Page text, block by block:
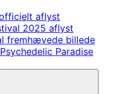
2025 aflyst
Paradise